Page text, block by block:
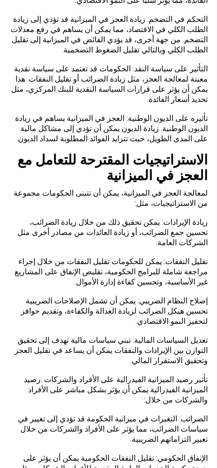
التحكم في التضخم: زيادة العجز في الميزانية قد تؤدي إلى زيادة
الطلب الكلي في الاقتصاد، مما يمكن أن يساهم في رفع معدلات
التضخم. من جهة أخرى، قد يؤدي الفائض في الميزانية إلى تقليل
الطلب الكلي وبالتالي تقليل الضغوط التضخمية.
التأثير على سياسة النقد: الحكومات قد تعتمد على سياسة نقدية
معينة لمعالجة العجز، مثل زيادة الضرائب أو تقليل النفقات. هذا
يمكن أن يؤثر على قرارات السياسة النقدية للبنك المركزي، مثل
تحديد أسعار الفائدة.
تأثيره على الديون الوطنية: العجز في الميزانية يساهم في زيادة
الديون الوطنية. زيادة الديون يمكن أن تؤدي إلى مشاكل مالية
على المدى الطويل، حيث تتزايد الفوائد المطلوبة لسداد الديون.
الاستراتيجيات المقترحة للتعامل مع
العجز في الميزانية
لمعالجة العجز في الميزانية، يمكن أن تتبنى الحكومات مجموعة
من الاستراتيجيات، مثل:
زيادة الإيرادات: يمكن تحقيق ذلك من خلال زيادة الضرائب،
تحسين جمع الضرائب، أو زيادة العائدات من مصادر أخرى مثل
الشركات العامة.
تقليل النفقات: يمكن للحكومات تقليل النفقات من خلال إجراء
مراجعة شاملة للبرامج الحكومية، تقليص الإنفاق على المشاريع
غير الأساسية، وتحسين كفاءة إدارة الأموال.
إصلاح النظام الضريبي: يمكن أن تشمل الإصلاحات الضريبية
تحسين هيكل الضرائب لزيادة العدالة والكفاءة، وتقديم حوافز
لتحفيز النمو الاقتصادي.
تعديل السياسات المالية: تبني سياسات مالية تهدف إلى تحقيق
التوازن بين الإيرادات والنفقات يمكن أن يساعد في تقليل العجز
وتحقيق الاستقرار المالي.
تأثير رصيد الميزانية الفيدرالية على الأفراد والشركات :رصيد
الميزانية الفيدرالية يمكن أن يؤثر بشكل مباشر على الأفراد
والشركات من خلال:
الضرائب: التغيرات في ميزانية الحكومة قد تؤدي إلى تغيير في
سياسات الضرائب، مما يؤثر على الأفراد والشركات من خلال
تغيير التزاماتهم الضريبية.
الإنفاق الحكومي: تقليل النفقات الحكومية يمكن أن يؤثر على